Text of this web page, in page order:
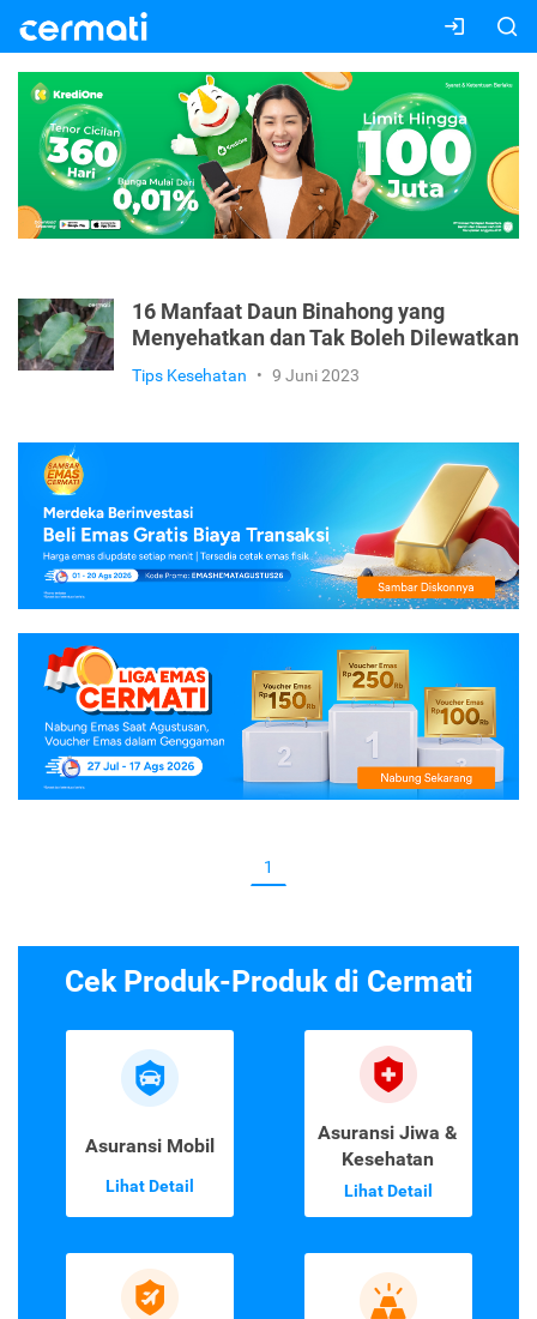
16 Manfaat Daun Binahong yang
Menyehatkan dan Tak Boleh Dilewatkan
Tips Kesehatan • 9 Juni 2023
1
Cek Produk-Produk di Cermati
Asuransi Mobil
Lihat Detail
Asuransi Jiwa &
Kesehatan
Lihat Detail